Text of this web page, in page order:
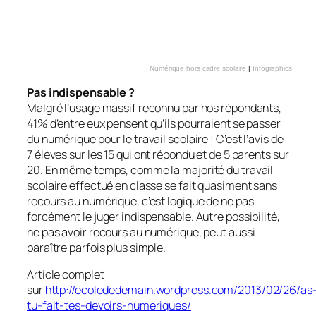
Numérique hors cadre scolaire | Infographics
Pas indispensable ?
Malgré l’usage massif reconnu par nos répondants,
41% d’entre eux pensent qu’ils pourraient se passer
du numérique pour le travail scolaire ! C’est l’avis de
7 élèves sur les 15 qui ont répondu et de 5 parents sur
20. En même temps, comme la majorité du travail
scolaire effectué en classe se fait quasiment sans
recours au numérique, c’est logique de ne pas
forcément le juger indispensable. Autre possibilité,
ne pas avoir recours au numérique, peut aussi
paraître parfois plus simple.
Article complet
surhttp://ecolededemain.wordpress.com/2013/02/26/
tu-fait-tes-devoirs-numeriques/